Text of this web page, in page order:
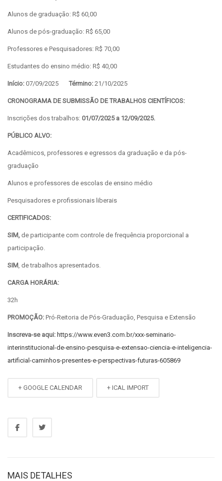
Alunos de graduação: R$ 60,00
Alunos de pós-graduação: R$ 65,00
Professores e Pesquisadores: R$ 70,00
Estudantes do ensino médio: R$ 40,00
Início: 07/09/2025 Término: 21/10/2025
CRONOGRAMA DE SUBMISSÃO DE TRABALHOS CIENTÍFICOS:
Inscrições dos trabalhos: 01/07/2025 a 12/09/2025.
PÚBLICO ALVO:
Acadêmicos, professores e egressos da graduação e da pós-
graduação
Alunos e professores de escolas de ensino médio
Pesquisadores e profissionais liberais
CERTIFICADOS:
SIM, de participante com controle de frequência proporcional a
participação.
SIM, de trabalhos apresentados.
CARGA HORÁRIA:
32h
PROMOÇÃO: Pró-Reitoria de Pós-Graduação, Pesquisa e Extensão
Inscreva-se aqui: https://www.even3.com.br/xxx-seminario-
interinstitucional-de-ensino-pesquisa-e-extensao-ciencia-e-inteligencia-
artificial-caminhos-presentes-e-perspectivas-futuras-605869
+ GOOGLE CALENDAR + ICAL IMPORT
MAIS DETALHES